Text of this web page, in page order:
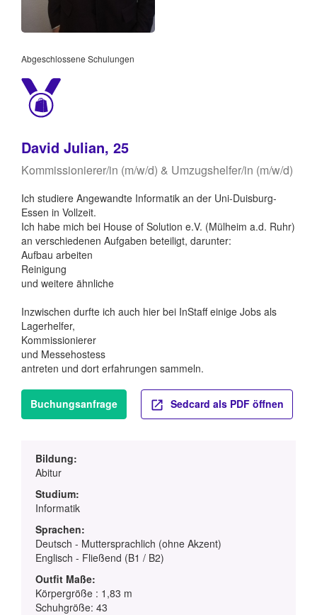
Abgeschlossene Schulungen
David Julian, 25
Kommissionierer/in (m/w/d) & Umzugshelfer/in (m/w/d)
Ich studiere Angewandte Informatik an der Uni-Duisburg-
Essen in Vollzeit.
Ich habe mich bei House of Solution e.V. (Mülheim a.d. Ruhr)
an verschiedenen Aufgaben beteiligt, darunter:
Aufbau arbeiten
Reinigung
und weitere ähnliche
Inzwischen durfte ich auch hier bei InStaff einige Jobs als
Lagerhelfer,
Kommissionierer
und Messehostess
antreten und dort erfahrungen sammeln.
Buchungsanfrage Sedcard als PDF öffnen
Bildung:
Abitur
Studium:
Informatik
Sprachen:
Deutsch - Muttersprachlich (ohne Akzent)
Englisch - Fließend (B1 / B2)
Outfit Maße:
Körpergröße : 1,83 m
Schuhgröße: 43